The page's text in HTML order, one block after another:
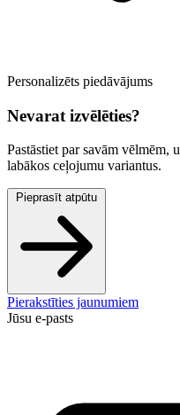
Personalizēts piedāvājums
Nevarat izvēlēties?
Pastāstiet par savām vēlmēm,
labākos ceļojumu variantus.
Pieprasīt atpūtu
Pierakstīties jaunumiem
Jūsu e-pasts